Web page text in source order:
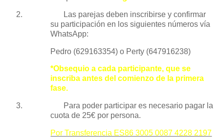
2.
Las parejas deben inscribirse y confirmar
su participación en los siguientes números vía
WhatsApp:
Pedro (629163354) o Perty (647916238)
*Obsequio a cada participante, que se
inscriba antes del comienzo de la primera
fase.
3.
Para poder participar es necesario pagar la
cuota de 25€ por persona.
Por Transferencia ES86 3005 0087 4228 2197